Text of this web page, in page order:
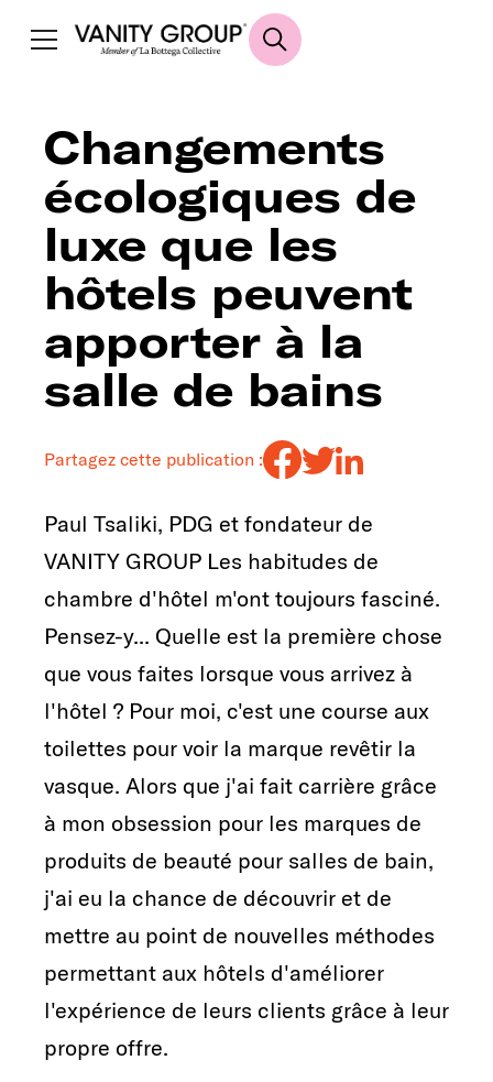
Changements
écologiques de
luxe que les
hôtels peuvent
apporter à la
salle de bains
Partagez cette publication :
Paul Tsaliki, PDG et fondateur de
VANITY GROUP Les habitudes de
chambre d'hôtel m'ont toujours fasciné.
Pensez-y... Quelle est la première chose
que vous faites lorsque vous arrivez à
l'hôtel ? Pour moi, c'est une course aux
toilettes pour voir la marque revêtir la
vasque. Alors que j'ai fait carrière grâce
à mon obsession pour les marques de
produits de beauté pour salles de bain,
j'ai eu la chance de découvrir et de
mettre au point de nouvelles méthodes
permettant aux hôtels d'améliorer
l'expérience de leurs clients grâce à leur
propre offre.